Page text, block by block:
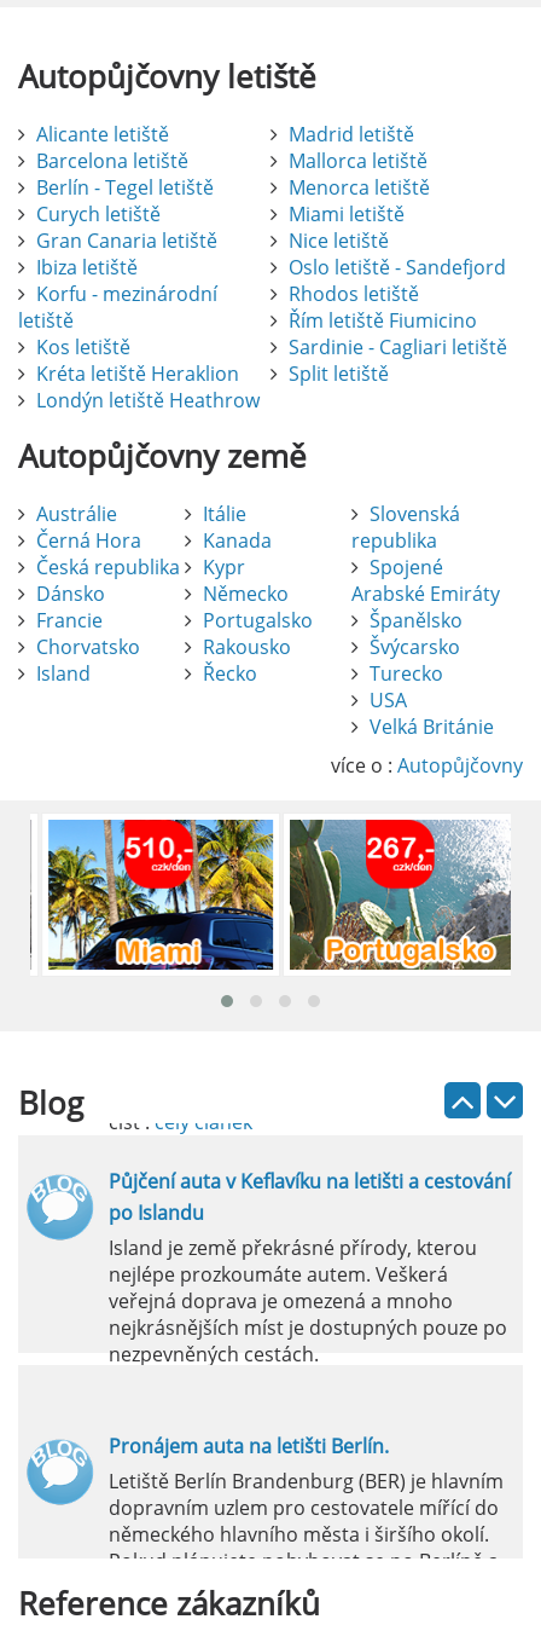
Autopůjčovnyletiště
Alicante letiště
Barcelona letiště
Berlín - Tegel letiště
Curych letiště
Gran Canaria letiště
Ibiza letiště
Korfu - mezinárodní
letiště
Kos letiště
Kréta letiště Heraklion
Londýn letiště Heathrow
Madrid letiště
Mallorca letiště
Menorca letiště
Miami letiště
Nice letiště
Oslo letiště - Sandefjord
Rhodos letiště
Řím letiště Fiumicino
Sardinie - Cagliari letiště
Split letiště
Autopůjčovnyzemě
Austrálie
Černá Hora
Česká republika
Dánsko
Francie
Chorvatsko
Island
Itálie
Kanada
Kypr
Německo
Portugalsko
Rakousko
Řecko
Slovenská
republika
Spojené
Arabské Emiráty
Španělsko
Švýcarsko
Turecko
USA
Velká Británie
více o : Autopůjčovny
Blog
Pronájem auta na letišti Alicante
Půjčení auta na letišti v Alicante je výborný
způsob, jak pohodlně objevovat město i jeho
brána do regionu Costa Blanca, se nachází
přibližně 9 km od centra Alicante.
číst :celý článek
Pronájem auta na letišti Lefkada: Kompletní
průvodce
Půjčení auta na letišti Lefkada je skvělý
číst : celý článek
Půjčení auta v Keflavíku na letišti a cestování
po Islandu
Island je země překrásné přírody, kterou
nejlépe prozkoumáte autem. Veškerá
veřejná doprava je omezená a mnoho
nejkrásnějších míst je dostupných pouze po
nezpevněných cestách.
Pronájem auta na letišti Berlín.
Letiště Berlín Brandenburg (BER) je hlavním
dopravním uzlem pro cestovatele mířící do
německého hlavního města i širšího okolí.
Pokud plánujete pohybovat se po Berlíně a
okolních regionech bez omezení, pronájem
auta přímo na letišti je ideální volbou.
Reference zákazníků